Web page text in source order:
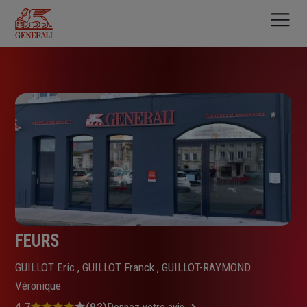
contenu
principal
FEURS
GUILLOT Eric , GUILLOT Franck , GUILLOT-RAYMOND
Véronique